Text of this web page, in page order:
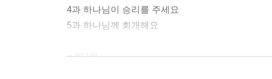
4과 하나님이 승리를 주세요
5과 하나님께 회개해요
∎ 9단원